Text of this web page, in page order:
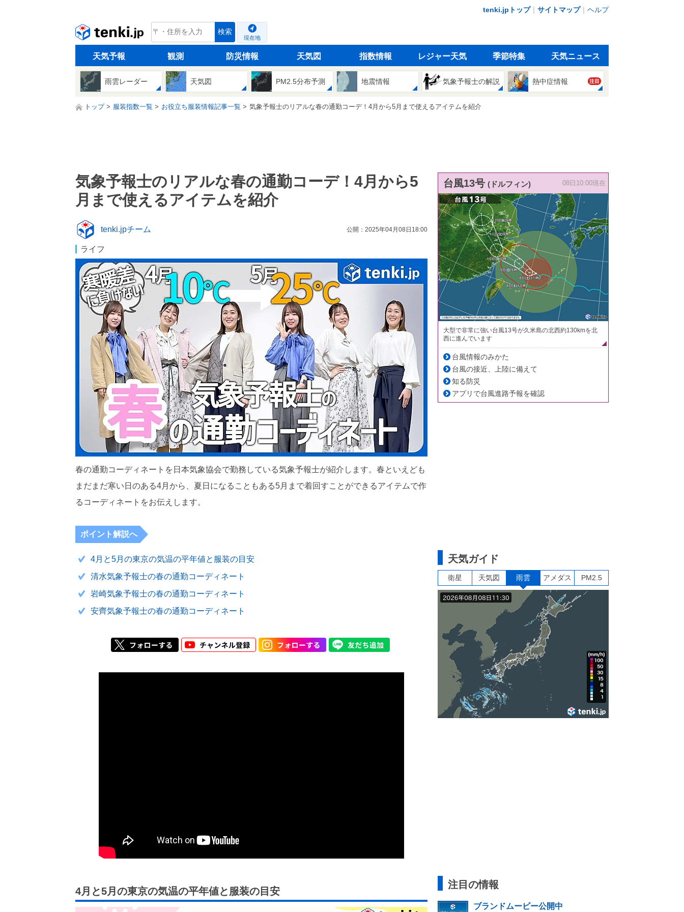
tenki.jpトップ｜ サイトマップ｜ ヘルプ
tenki.jp 検索
現在地
天気予報 観測 防災情報 天気図 指数情報 レジャー天気 季節特集 天気ニュース
雨雲レーダー 天気図 PM2.5分布予測 地震情報 気象予報士の解説 熱中症情報 注目
トップ 服装指数一覧 お役立ち服装情報記事一覧 気象予報士のリアルな春の通勤コーデ！4月から5月まで使えるアイテムを紹介
気象予報士のリアルな春の通勤コーデ！4月から5
月まで使えるアイテムを紹介
tenki.jpチーム 公開：2025年04月08日18:00
ライフ
春の通勤コーディネートを日本気象協会で勤務している気象予報士が紹介します。春といえども
まだまだ寒い日のある4月から、夏日になることもある5月まで着回すことができるアイテムで作
るコーディネートをお伝えします。
ポイント解説へ
4月と5月の東京の気温の平年値と服装の目安
清水気象予報士の春の通勤コーディネート
岩崎気象予報士の春の通勤コーディネート
安齊気象予報士の春の通勤コーディネート
4月と5月の東京の気温の平年値と服装の目安
台風13号 (ドルフィン) 08日10:00現在
大型で非常に強い台風13号が久米島の北西約130kmを北
西に進んでいます
台風情報のみかた
台風の接近、上陸に備えて
知る防災
アプリで台風進路予報を確認
天気ガイド
衛星 天気図 雨雲 アメダス PM2.5
注目の情報
ブランドムービー公開中